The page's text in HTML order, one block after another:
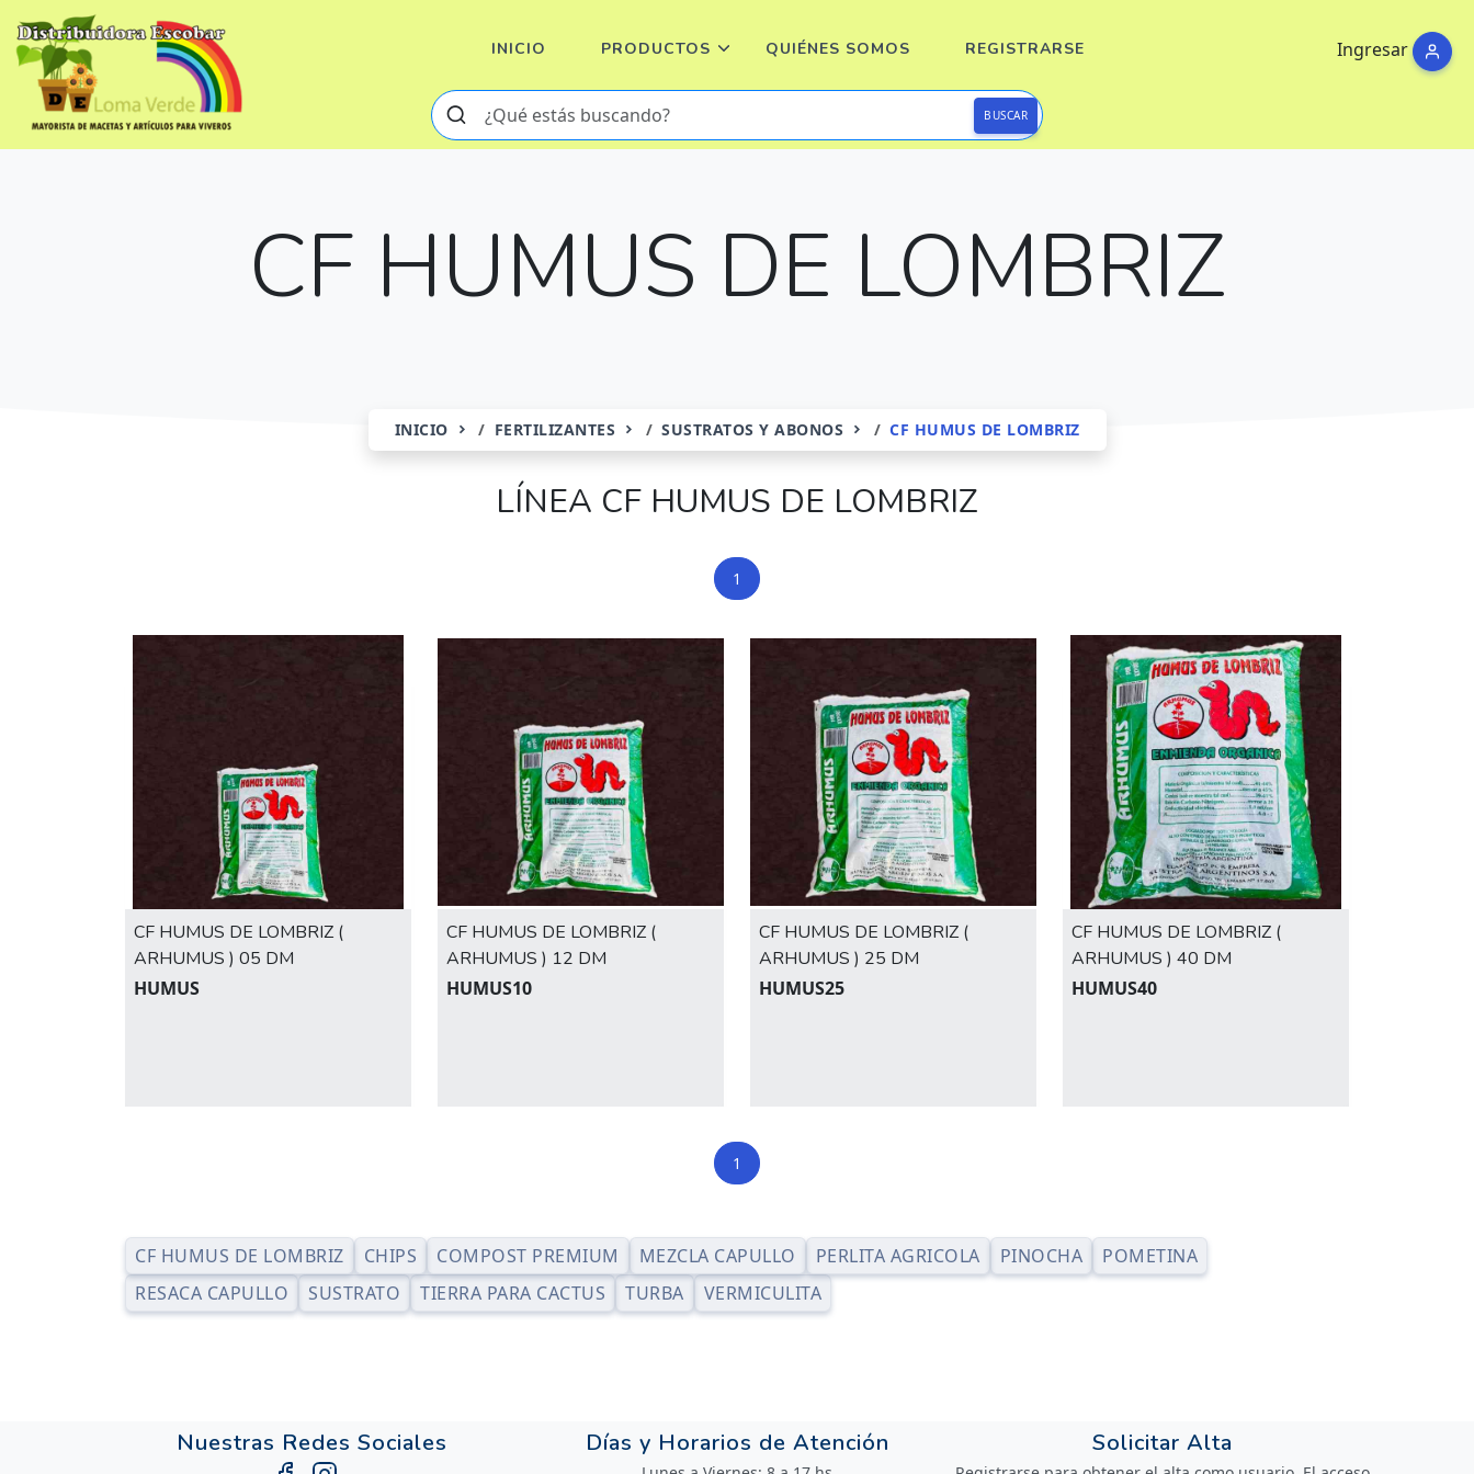
Ingresar
INICIO PRODUCTOS QUIÉNES SOMOS REGISTRARSE
BUSCAR
CF HUMUS DE LOMBRIZ
INICIO FERTILIZANTES SUSTRATOS Y ABONOS CF HUMUS DE LOMBRIZ
LÍNEA CF HUMUS DE LOMBRIZ
1
CF HUMUS DE LOMBRIZ (
ARHUMUS ) 05 DM
HUMUS
CF HUMUS DE LOMBRIZ (
ARHUMUS ) 12 DM
HUMUS10
CF HUMUS DE LOMBRIZ (
ARHUMUS ) 25 DM
HUMUS25
CF HUMUS DE LOMBRIZ (
ARHUMUS ) 40 DM
HUMUS40
1
CF HUMUS DE LOMBRIZ CHIPS COMPOST PREMIUM MEZCLA CAPULLO PERLITA AGRICOLA PINOCHA
POMETINA
RESACA CAPULLO
SUSTRATO TIERRA PARA CACTUS TURBA VERMICULITA
Nuestras Redes Sociales Días y Horarios de Atención Solicitar Alta